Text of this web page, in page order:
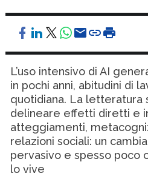
L’uso intensivo di AI
in pochi anni, abitudini di
quotidiana. La letteratura
delineare effetti diretti e
atteggiamenti,
relazioni sociali: un
pervasivo e spesso poco
lo vive